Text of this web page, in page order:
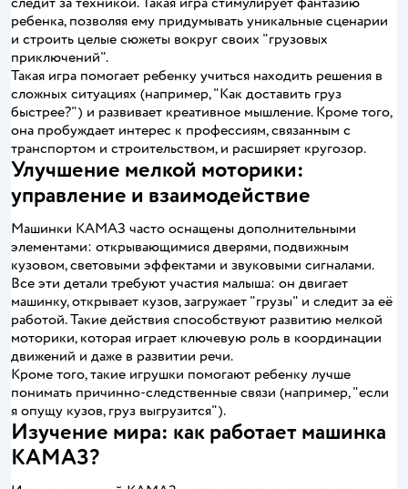
ребенка, позволяя ему придумывать уникальные сценарии
и строить целые сюжеты вокруг своих "грузовых
приключений".
Такая игра помогает ребенку учиться находить решения в
сложных ситуациях (например, "Как доставить груз
быстрее?") и развивает креативное мышление. Кроме того,
она пробуждает интерес к профессиям, связанным с
транспортом и строительством, и расширяет кругозор.
Улучшение мелкой моторики:
управление и взаимодействие
Машинки КАМАЗ часто оснащены дополнительными
элементами: открывающимися дверями, подвижным
кузовом, световыми эффектами и звуковыми сигналами.
Все эти детали требуют участия малыша: он двигает
машинку, открывает кузов, загружает "грузы" и следит за её
работой. Такие действия способствуют развитию мелкой
моторики, которая играет ключевую роль в координации
движений и даже в развитии речи.
Кроме того, такие игрушки помогают ребенку лучше
понимать причинно-следственные связи (например, "если
я опущу кузов, груз выгрузится").
Изучение мира: как работает машинка
КАМАЗ?